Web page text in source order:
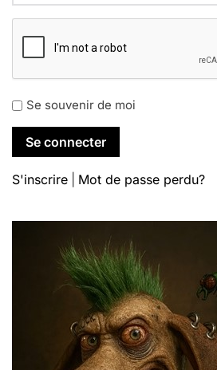
Se souvenir de moi
S'inscrire Mot de passe perdu?